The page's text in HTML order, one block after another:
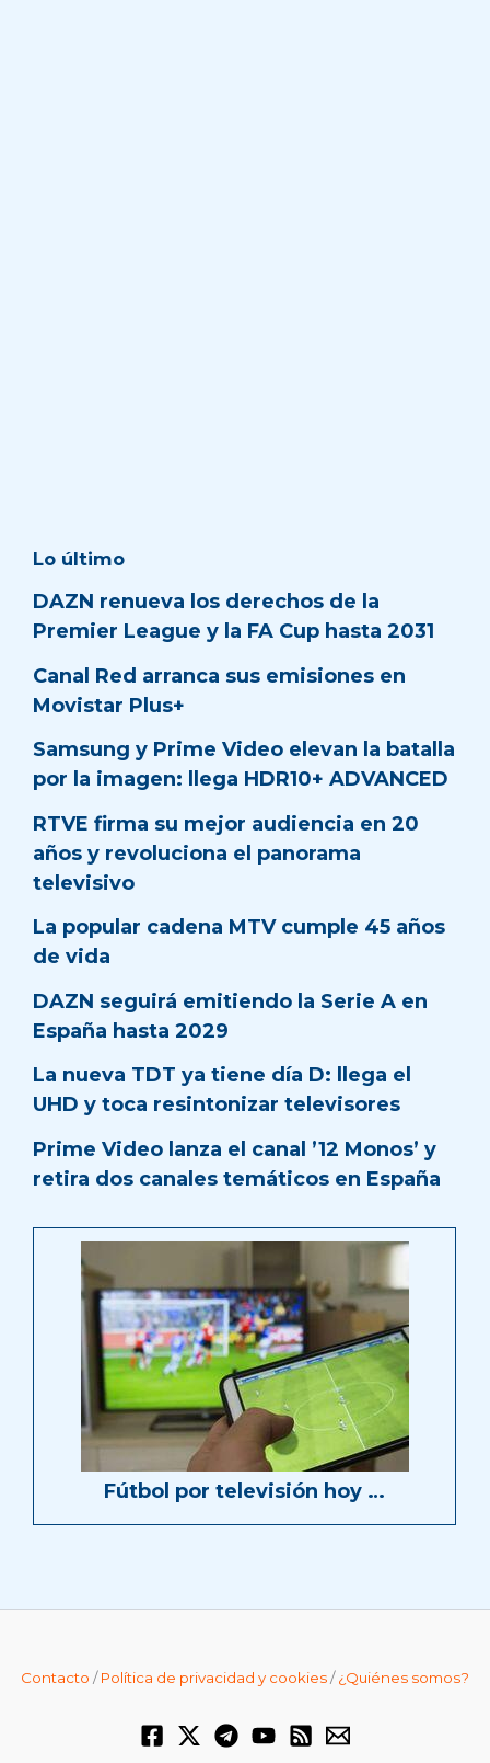
Lo último
DAZN renueva los derechos de la
Premier League y la FA Cup hasta 2031
Canal Red arranca sus emisiones en
Movistar Plus+
Samsung y Prime Video elevan la batalla
por la imagen: llega HDR10+ ADVANCED
RTVE firma su mejor audiencia en 20
años y revoluciona el panorama
televisivo
La popular cadena MTV cumple 45 años
de vida
DAZN seguirá emitiendo la Serie A en
España hasta 2029
La nueva TDT ya tiene día D: llega el
UHD y toca resintonizar televisores
Prime Video lanza el canal ’12 Monos’ y
retira dos canales temáticos en España
Fútbol por televisión hoy …
Contacto /Política de privacidad y cookies/¿Quiénes somos?